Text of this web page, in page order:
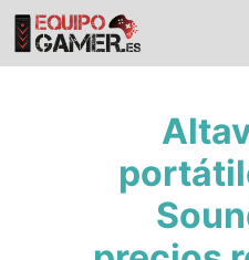
Saltar
contenido